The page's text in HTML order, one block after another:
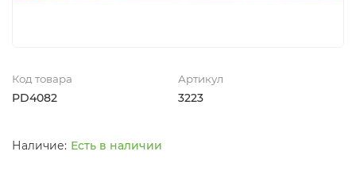
Код товара
PD4082
Артикул
3223
Есть в наличии